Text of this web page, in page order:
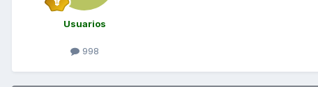
Usuarios
998